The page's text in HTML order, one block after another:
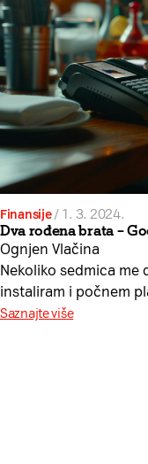
Finansije/ 1. 3. 2024.
Dva rođena brata –
Ognjen Vlačina
Nekoliko sedmica me
instaliram i počnem
Saznajte više